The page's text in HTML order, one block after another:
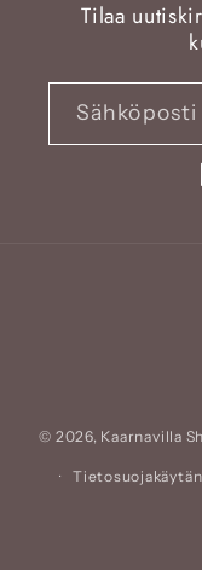
Tilaa
Sähköposti
© 2026, Kaarnavilla